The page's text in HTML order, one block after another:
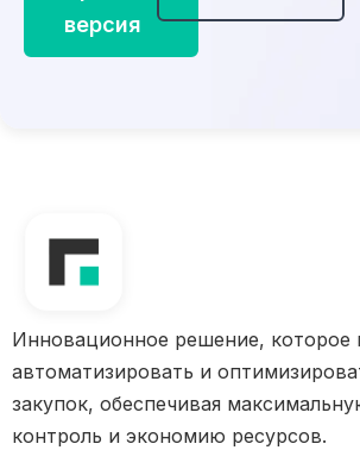
версия
Инновационное решение, которое
автоматизировать и
закупок, обеспечивая
контроль и экономию ресурсов.